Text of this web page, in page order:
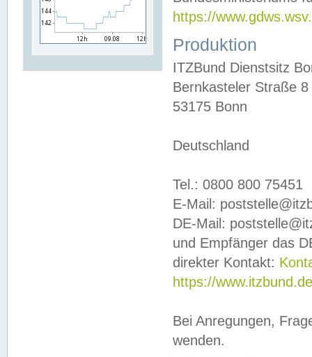
https://
Produktion
ITZBund Dienstsitz
Bernkasteler Straße 8
53175 Bonn
Deutschland
Tel.: 0800 800 75451
E-Mail:
DE-Mail:
und Empfänger das
direkter Kontakt:
https://
Bei Anregungen,
wenden.